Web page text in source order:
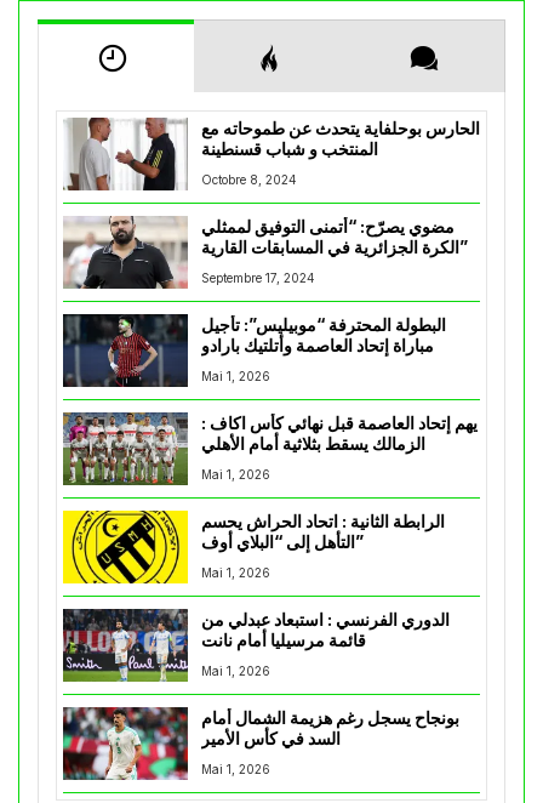
الحارس بوحلفاية يتحدث عن طموحاته مع
المنتخب و شباب قسنطينة
Octobre 8, 2024
مضوي يصرّح: “أتمنى التوفيق لممثلي
الكرة الجزائرية في المسابقات القارية”
Septembre 17, 2024
البطولة المحترفة “موبيليس”: تأجيل
مباراة إتحاد العاصمة وأتلتيك بارادو
Mai 1, 2026
يهم إتحاد العاصمة قبل نهائي كأس اكاف :
Mai 1, 2026
الرابطة الثانية : اتحاد الحراش يحسم
التأهل إلى “البلاي أوف”
Mai 1, 2026
الدوري الفرنسي : استبعاد عبدلي من
قائمة مرسيليا أمام نانت
Mai 1, 2026
بونجاح يسجل رغم هزيمة الشمال أمام
السد في كأس الأمير
Mai 1, 2026